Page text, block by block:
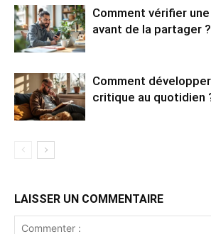
Comment vérifier
avant de la partager ?
Comment
critique au quotidien
LAISSER UN COMMENTAIRE